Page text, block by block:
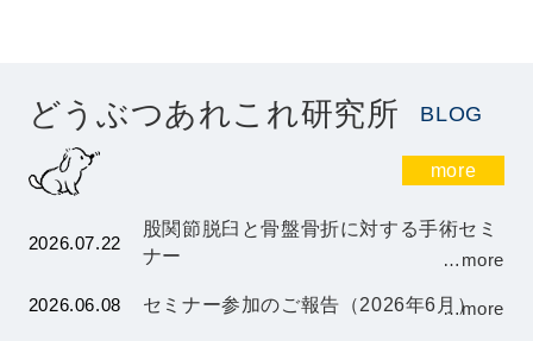
どうぶつあれこれ研究所 BLOG
more
2026.07.22
股関節脱臼と骨盤骨折に対する手術セミ
ナー
…more
2026.06.08 セミナー参加のご報告（2026年6月）
…more